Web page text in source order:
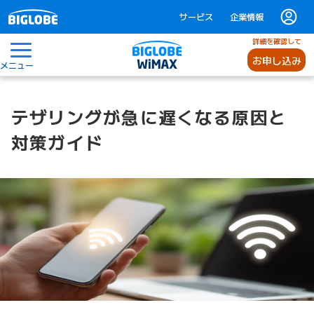
サービス 企業情報
メニュー
詳細を確認して
お申し込み
テザリングが急に遅くなる原因と
対策ガイド